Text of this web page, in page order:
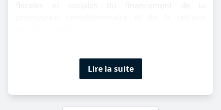
Lire la suite